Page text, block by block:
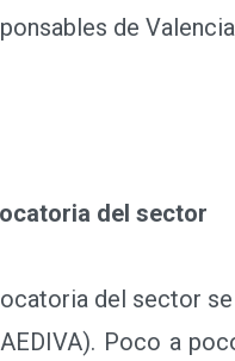
de
del sector
del sector
Poco a